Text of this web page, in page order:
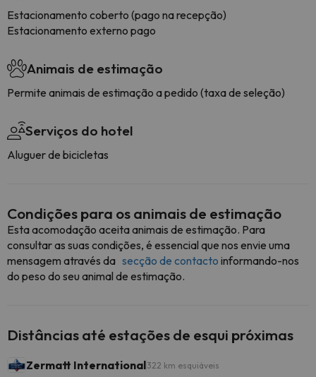
Estacionamento coberto (pago na recepção)
Estacionamento externo pago
Animais de estimação
Permite animais de estimação a pedido (taxa de seleção)
Serviços do hotel
Aluguer de bicicletas
Condições para os animais de estimação
Esta acomodação aceita animais de estimação. Para
consultar as suas condições, é essencial que nos envie uma
mensagem através da secção de contacto informando-nos
do peso do seu animal de estimação.
Distâncias até estações de esqui próximas
Zermatt International322 km esquiáveis